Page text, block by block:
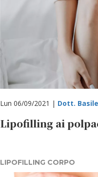
Lun 06/09/2021 | Dott.
Lipofilling ai
LIPOFILLING CORPO